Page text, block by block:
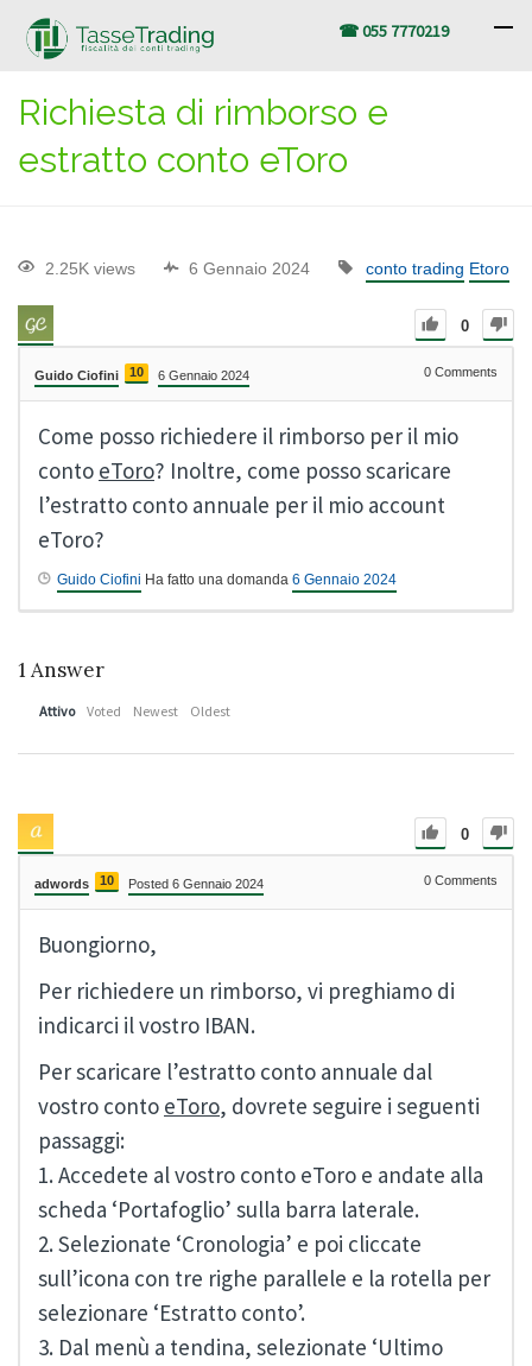
☎ 055 7770219
Richiesta di rimborso e
estratto conto eToro
2.25K views 6 Gennaio 2024 conto trading Etoro
0
Guido Ciofini 10 6 Gennaio 2024 0 Comments
Come posso richiedere il rimborso per il mio
conto eToro? Inoltre, come posso scaricare
l’estratto conto annuale per il mio account
eToro?
Guido Ciofini Ha fatto una domanda 6 Gennaio 2024
1 Answer
Attivo Voted Newest Oldest
0
adwords 10 Posted 6 Gennaio 2024 0 Comments
Buongiorno,
Per richiedere un rimborso, vi preghiamo di
indicarci il vostro IBAN.
Per scaricare l’estratto conto annuale dal
vostro conto eToro, dovrete seguire i seguenti
passaggi:
1. Accedete al vostro conto eToro e andate alla
scheda ‘Portafoglio’ sulla barra laterale.
2. Selezionate ‘Cronologia’ e poi cliccate
sull’icona con tre righe parallele e la rotella per
selezionare ‘Estratto conto’.
3. Dal menù a tendina, selezionate ‘Ultimo